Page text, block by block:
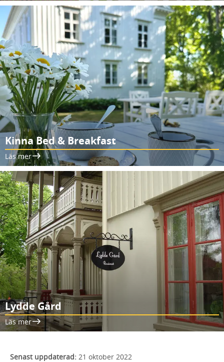
Kinna Bed & Breakfast
Läs mer
Lydde Gård
Läs mer
Senast uppdaterad: 21 oktober 2022